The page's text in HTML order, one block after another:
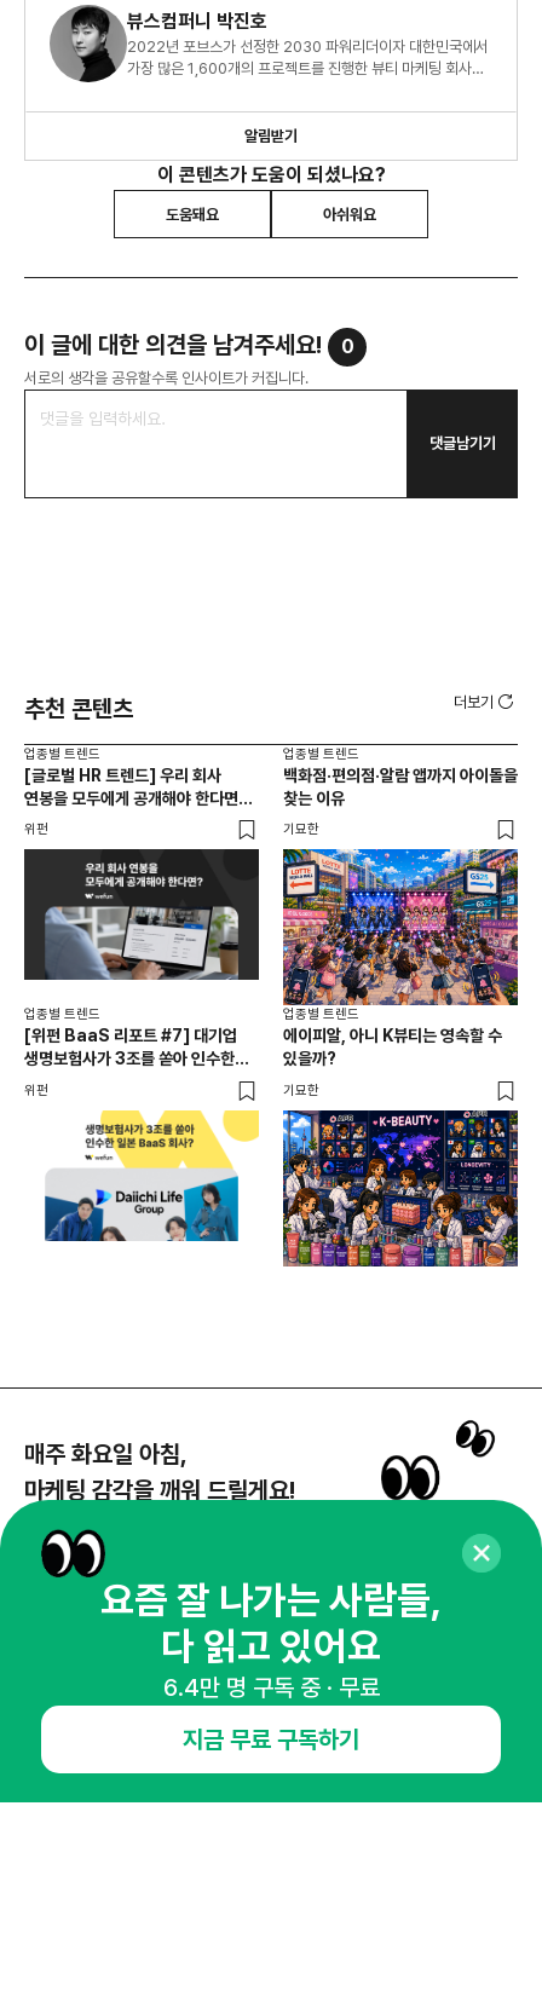
뷰스컴퍼니 박진호
2022년 포브스가 선정한 2030 파워리더이자 대한민국에서
가장 많은 1,600개의 프로젝트를 진행한 뷰티 마케팅 회사
알림받기
이 콘텐츠가 도움이 되셨나요?
도움돼요 아쉬워요
이 글에 대한 의견을 남겨주세요! 0
서로의 생각을 공유할수록 인사이트가 커집니다.
댓글남기기
추천 콘텐츠 더보기
업종별 트렌드
[글로벌 HR 트렌드] 우리 회사
연봉을 모두에게 공개해야 한다면? |
급여 투명성 법, 해외 사례, 연봉
위펀
업종별 트렌드
백화점·편의점·알람 앱까지 아이돌을
찾는 이유
기묘한
업종별 트렌드
[위펀 BaaS 리포트 #7] 대기업
생명보험사가 3조를 쏟아 인수한
일본 BaaS 회사의 정체는?
위펀
업종별 트렌드
에이피알, 아니 K뷰티는 영속할 수
있을까?
기묘한
매주 화요일 아침,
마케팅 감각을 깨워 드릴게요!
뉴스레터 구독하기
오픈애즈란
요즘 잘 나가는 사람들,
다 읽고 있어요
6.4만 명 구독 중 · 무료
지금 무료 구독하기